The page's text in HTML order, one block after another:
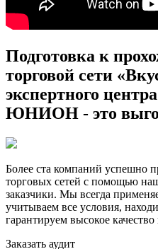
Подготовка к
торговой сети
экспертного
ЮНИОН - это
Более ста компаний успешно
торговых сетей с помощью
заказчики. Мы всегда
учитываем все условия,
гарантируем высокое
Заказать аудит